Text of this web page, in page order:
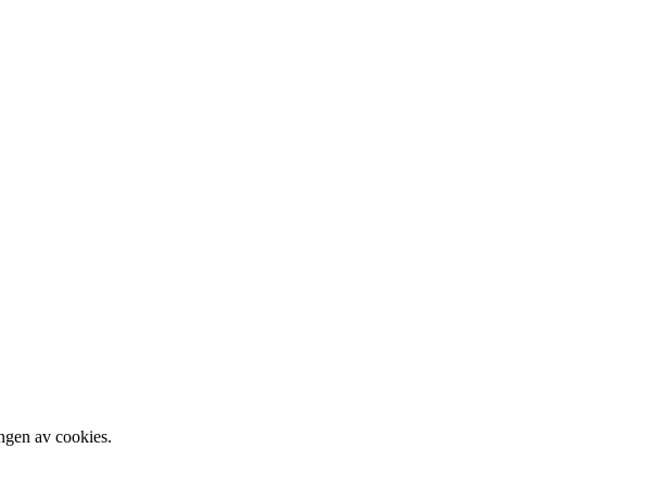
av cookies.